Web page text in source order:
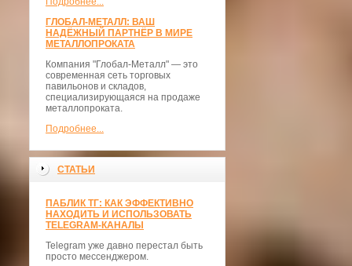
ГЛОБАЛ-МЕТАЛЛ: ВАШ
НАДЁЖНЫЙ ПАРТНЁР В МИРЕ
МЕТАЛЛОПРОКАТА
Компания "Глобал-Металл" — это
современная сеть торговых
павильонов и складов,
специализирующаяся на продаже
металлопроката.
Подробнее...
СТАТЬИ
ПАБЛИК ТГ: КАК ЭФФЕКТИВНО
НАХОДИТЬ И ИСПОЛЬЗОВАТЬ
TELEGRAM-КАНАЛЫ
Telegram уже давно перестал быть
просто мессенджером.